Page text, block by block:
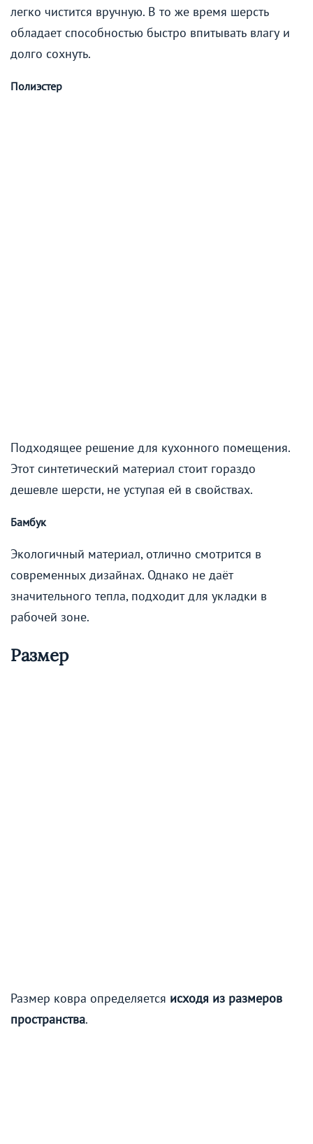
легко чистится вручную. В то же время шерсть
обладает способностью быстро впитывать влагу и
долго сохнуть.
Полиэстер
Подходящее решение для кухонного помещения.
Этот синтетический материал стоит гораздо
дешевле шерсти, не уступая ей в свойствах.
Бамбук
Экологичный материал, отлично смотрится в
современных дизайнах. Однако не даёт
значительного тепла, подходит для укладки в
рабочей зоне.
Размер
Размер ковра определяется исходя из размеров
пространства.